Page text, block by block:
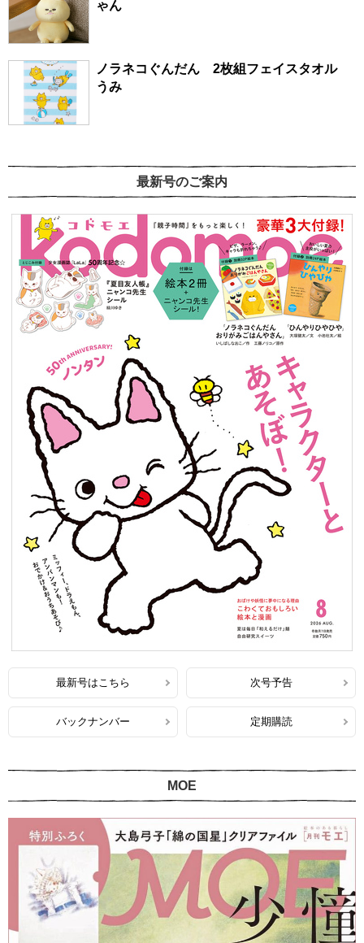
ゃん
ノラネコぐんだん 2枚組フェイスタオル
うみ
最新号のご案内
最新号はこちら 次号予告
バックナンバー 定期購読
MOE